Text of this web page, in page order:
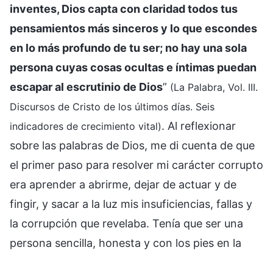
inventes, Dios capta con claridad todos tus
pensamientos más sinceros y lo que escondes
en lo más profundo de tu ser; no hay una sola
persona cuyas cosas ocultas e íntimas puedan
escapar al escrutinio de Dios” (La Palabra, Vol. III.
Discursos de Cristo de los últimos días. Seis
indicadores de crecimiento vital). Al reflexionar
sobre las palabras de Dios, me di cuenta de que
el primer paso para resolver mi carácter corrupto
era aprender a abrirme, dejar de actuar y de
fingir, y sacar a la luz mis insuficiencias, fallas y
la corrupción que revelaba. Tenía que ser una
persona sencilla, honesta y con los pies en la